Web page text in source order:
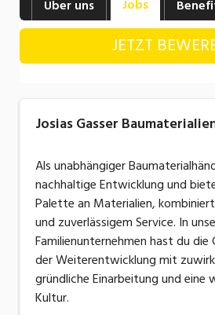
Industrie, Maschinenbau,
Produktion
Informatik,
Körperpflege, Wellness
Marketing, Kommunikation,
Mechanik, Elektronik, Optik,
Medizin, Gesundheitswesen,
Sicherheit, Rettung, Polizei,
Verkauf, Handel,
Aussendienst
Über uns Jobs
JETZT
Josias Gasser
Als unabhängiger
nachhaltige Entwicklung und
Palette an Materialien,
und zuverlässigem Service. In
Familienunternehmen hast du die
der Weiterentwicklung mit
gründliche Einarbeitung und eine
Kultur.